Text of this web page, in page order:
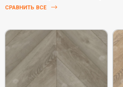
СРАВНИТЬ ВСЕ